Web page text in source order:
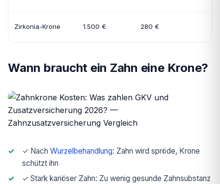
Zirkonia-Krone 1.500 € 280 €
Wann braucht ein Zahn eine Krone?
✓ Nach Wurzelbehandlung: Zahn wird spröde, Krone
schützt ihn
✓ Stark kariöser Zahn: Zu wenig gesunde Zahnsubstanz